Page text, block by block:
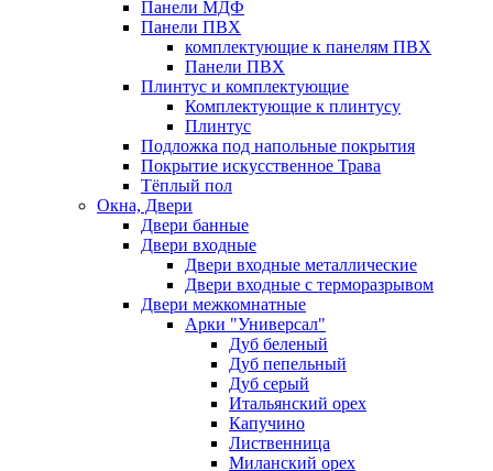
Панели МДФ
Панели ПВХ
комплектующие к панелям ПВХ
Панели ПВХ
Плинтус и комплектующие
Комплектующие к плинтусу
Плинтус
Подложка под напольные покрытия
Покрытие искусственное Трава
Тёплый пол
Окна, Двери
Двери банные
Двери входные
Двери входные металлические
Двери входные с терморазрывом
Двери межкомнатные
Арки "Универсал"
Дуб беленый
Дуб пепельный
Дуб серый
Итальянский орех
Капучино
Лиственница
Миланский орех